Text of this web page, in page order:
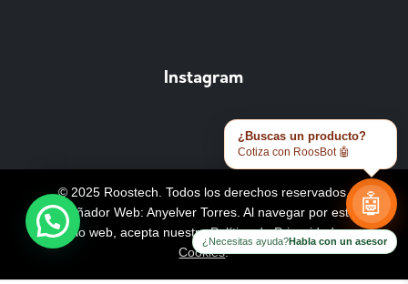
Instagram
© 2025 Roostech. Todos los derechos reservados.
Diseñador Web: Anyelver Torres . Al navegar por este
sitio web, acepta nuestraPolítica de Privacidad y
Cookies.
¿Buscas un producto?
Cotiza con RoosBot 🤖
🤖
¿Necesitas ayuda?Habla con un asesor